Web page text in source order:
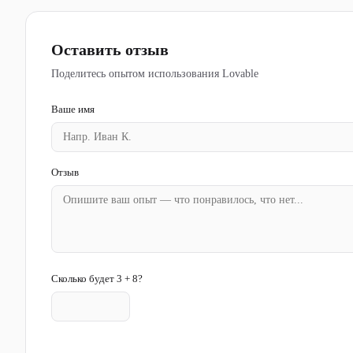
Оставить отзыв
Поделитесь опытом использования Lovable
Ваше имя
Отзыв
Сколько будет 3 + 8?